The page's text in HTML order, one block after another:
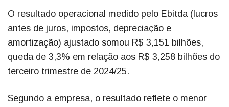
O resultado operacional medido pelo Ebitda (lucros
antes de juros, impostos, depreciação e
amortização) ajustado somou R$ 3,151 bilhões,
queda de 3,3% em relação aos R$ 3,258 bilhões do
terceiro trimestre de 2024/25.
Segundo a empresa, o resultado reflete o menor